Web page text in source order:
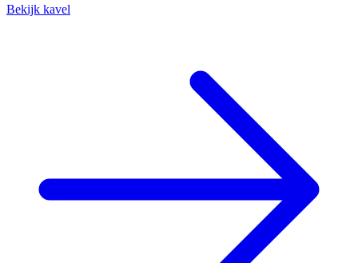
Bekijk kavel